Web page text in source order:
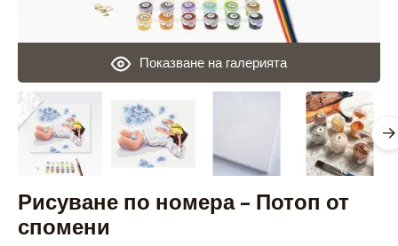
Рисуване по номера – Потоп от
спомени
Показване на галерията